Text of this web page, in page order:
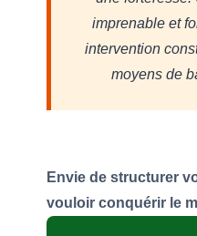
imprenable et
intervention
moyens de
Envie de structurer
vouloir conquérir le